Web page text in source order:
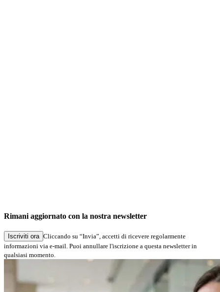
Rimani aggiornato con la nostra newsletter
Iscriviti ora Cliccando su “Invia”, accetti di ricevere regolarmente
informazioni via e-mail. Puoi annullare l'iscrizione a questa newsletter in
qualsiasi momento.